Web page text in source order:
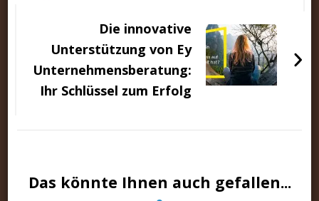
Die innovative
Unterstützung von Ey
Unternehmensberatung:
Ihr Schlüssel zum Erfolg
Das könnte Ihnen auch gefallen...